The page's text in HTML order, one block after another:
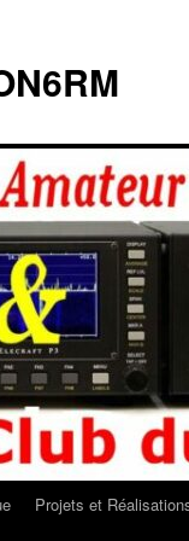
Projets et